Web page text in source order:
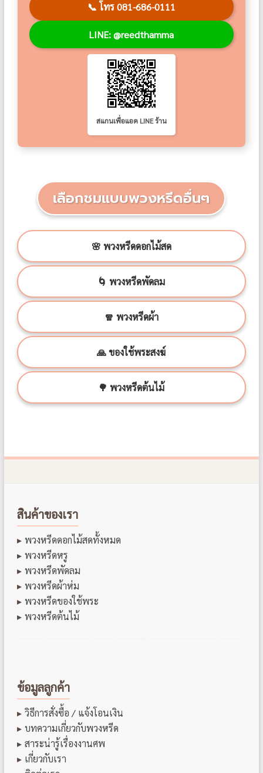
📞 โทร 081-686-0111
LINE: @reedthamma
สแกนเพื่อแอด LINE ร้าน
เลือกชมแบบพวงหรีดอื่นๆ
🌸 พวงหรีดดอกไม้สด
🌀 พวงหรีดพัดลม
🧣 พวงหรีดผ้า
🙏 ของใช้พระสงฆ์
🌳 พวงหรีดต้นไม้
สินค้าของเรา
พวงหรีดดอกไม้สดทั้งหมด
พวงหรีดหรู
พวงหรีดพัดลม
พวงหรีดผ้าห่ม
พวงหรีดของใช้พระ
พวงหรีดต้นไม้
ข้อมูลลูกค้า
วิธีการสั่งซื้อ / แจ้งโอนเงิน
บทความเกี่ยวกับพวงหรีด
สาระน่ารู้เรื่องงานศพ
เกี่ยวกับเรา